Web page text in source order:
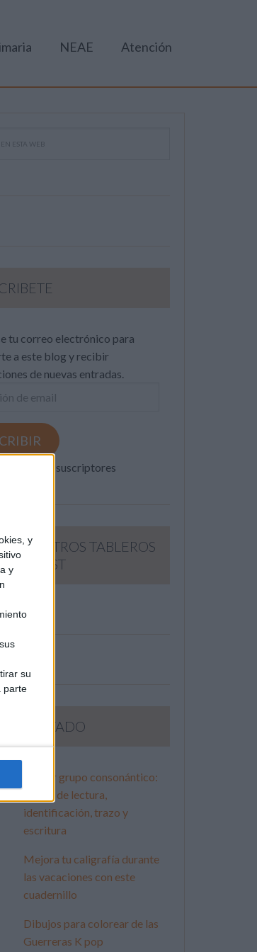
y
y
su
parte
NEAE Atención
tu correo electrónico para
a este blog y recibir
de nuevas entradas.
otros 371K suscriptores
NUESTROS TABLEROS
VISITADO
Primer grupo consonántico:
Fichas de lectura,
identificación, trazo y
escritura
Mejora tu caligrafía durante
las vacaciones con este
cuadernillo
Dibujos para colorear de las
Guerreras K pop